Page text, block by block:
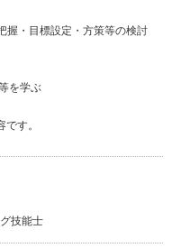
握・目標設定・方策等の検討
を学ぶ
す。
技能士